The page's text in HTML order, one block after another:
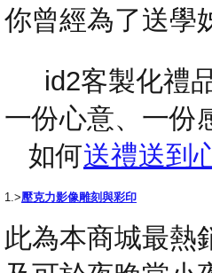
你曾經為了送學
id2客製化禮品
一份心意、一份
如何送禮送到
1.>壓克力影像雕刻與彩印
此為本商城最熱